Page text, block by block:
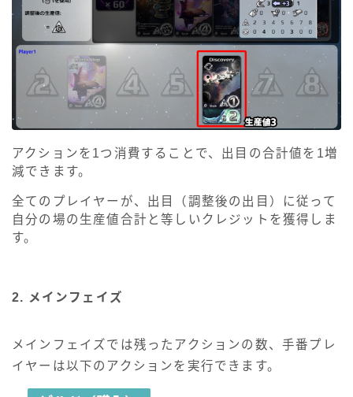
アクションを1つ消費することで、出目の合計値を1増
減できます。
全てのプレイヤーが、出目（調整後の出目）に従って
自分の場の生産値合計と等しいクレジットを獲得しま
す。
2. メインフェイズ
メインフェイズでは残ったアクションの数、手番プレ
イヤーは以下のアクションを実行できます。